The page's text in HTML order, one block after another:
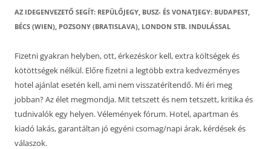
AZ IDEGENVEZETŐ SEGÍT: REPÜLŐJEGY, BUSZ- ÉS VONATJEGY: BUDAPEST,
BÉCS (WIEN), POZSONY (BRATISLAVA), LONDON STB. INDULÁSSAL
Fizetni gyakran helyben, ott, érkezéskor kell, extra költségek és
kötöttségek nélkül. Előre fizetni a legtöbb extra kedvezményes
hotel ajánlat esetén kell, ami nem visszatérítendő. Mi éri meg
jobban? Az élet megmondja. Mit tetszett és nem tetszett, kritika és
tudnivalók egy helyen. Vélemények fórum. Hotel, apartman és
kiadó lakás, garantáltan jó egyéni csomag/napi árak, kérdések és
válaszok.